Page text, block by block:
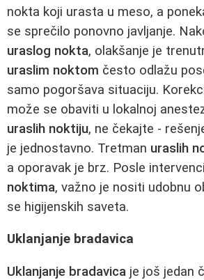
nokta koji urasta u meso, a
se sprečilo ponovno javljanje.
uraslog nokta, olakšanje je
uraslim noktom često odlažu
samo pogoršava situaciju.
može se obaviti u lokalnoj
uraslih noktiju, ne čekajte -
je jednostavno. Tretman uraslih
a oporavak je brz. Posle
noktima, važno je nositi udobnu
se higijenskih saveta.
Uklanjanje bradavica
Uklanjanje bradavica je još jedan